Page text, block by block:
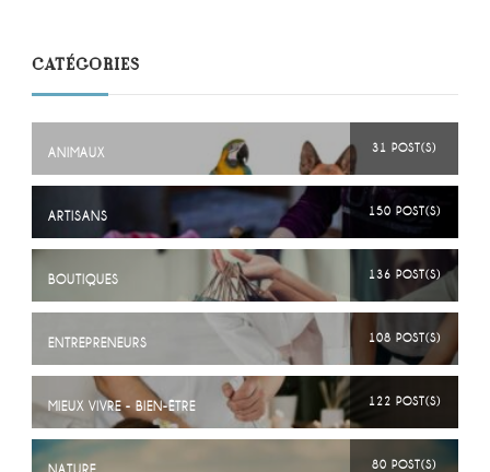
CATÉGORIES
ANIMAUX 31 POST(S)
ARTISANS 150 POST(S)
BOUTIQUES 136 POST(S)
ENTREPRENEURS 108 POST(S)
MIEUX VIVRE - BIEN-ÊTRE 122 POST(S)
80 POST(S)